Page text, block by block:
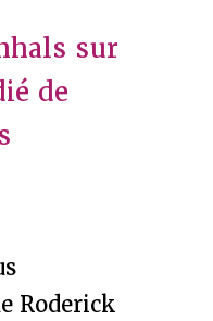
sur
de
Roderick